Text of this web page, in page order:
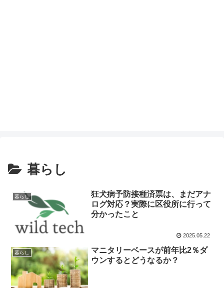
暮らし
暮らし
狂犬病予防接種済票は、まだアナ
ログ対応？実際に区役所に行って
分かったこと
2025.05.22
暮らし
マニタリーベースが前年比2％ダ
ウンするとどうなるか？